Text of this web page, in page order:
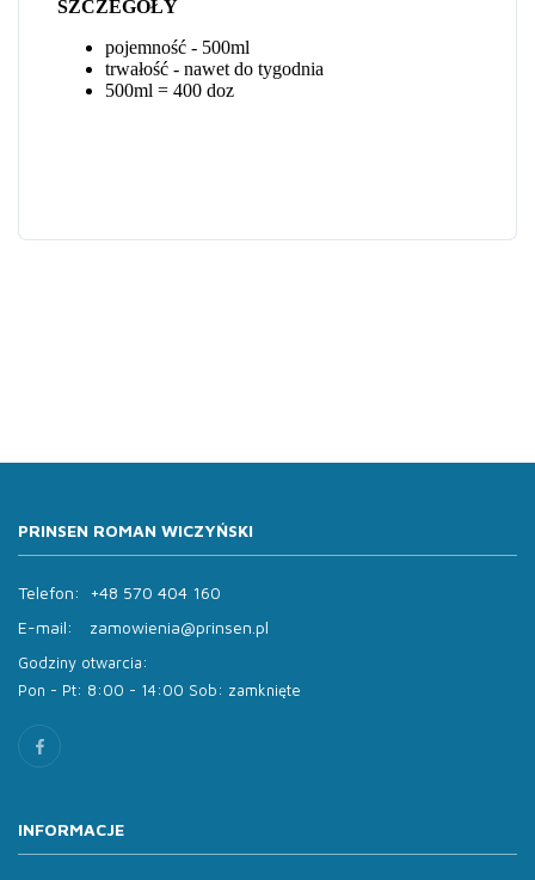
PRINSEN ROMAN WICZYŃSKI
Telefon:
+48 570 404 160
E-mail:
zamowienia@prinsen.pl
Godziny otwarcia:
Pon - Pt: 8:00 - 14:00 Sob: zamknięte
INFORMACJE